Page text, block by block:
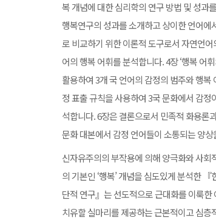
복 개념에 대한 심리학의 연구 방법 및 성과
행복연구의 성과를 소개하고 상이한 언어
로 비교하기 위한 이론적 도구로서 자연언
어의 행복 어휘를 분석합니다. 4장 ‘행복 어
활용하여 3개 국 언어의 감정의 범주와 행복
정 표출 규칙을 사용하여 3국 문화에서 감
석합니다. 6장은 결론으로서 민족적 화용론
문화 대본에서 감정 언어들이 소통되는 양
신자유주의의 부작용에 의해 양극화와 사
의 기본인 ‘행복’ 개념을 심도있게 분석한
단적 연구』는 선도적으로 근대화를 이룩
치유할 실마리를 제공하는 근본적이고 심층